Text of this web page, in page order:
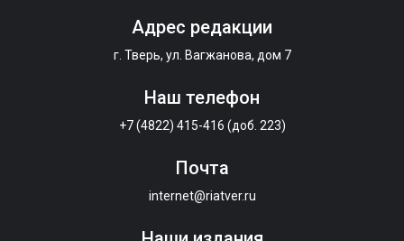
Адрес редакции
г. Тверь, ул. Вагжанова, дом 7
Наш телефон
+7 (4822) 415-416 (доб. 223)
Почта
internet@riatver.ru